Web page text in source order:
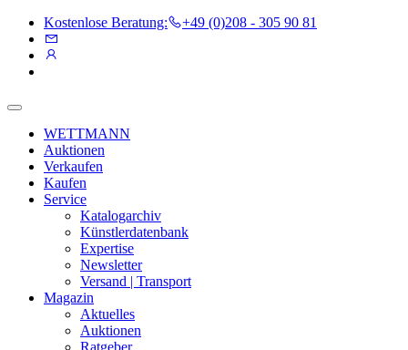
Kostenlose Beratung: +49 (0)208 - 305 90 81
WETTMANN
Auktionen
Verkaufen
Kaufen
Service
Katalogarchiv
Künstlerdatenbank
Expertise
Newsletter
Versand | Transport
Magazin
Aktuelles
Auktionen
Ratgeber